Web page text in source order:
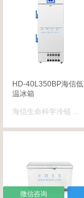
HD-40L350BP海信低
温冰箱
海信生命科学冷链 ...
微信咨询